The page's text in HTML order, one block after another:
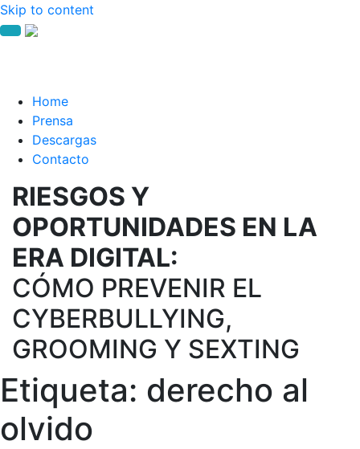
Skip to content
Home
Prensa
Descargas
Contacto
RIESGOS Y
OPORTUNIDADES EN LA
ERA DIGITAL:
CÓMO PREVENIR EL
CYBERBULLYING,
GROOMING Y SEXTING
Etiqueta: derecho al
olvido